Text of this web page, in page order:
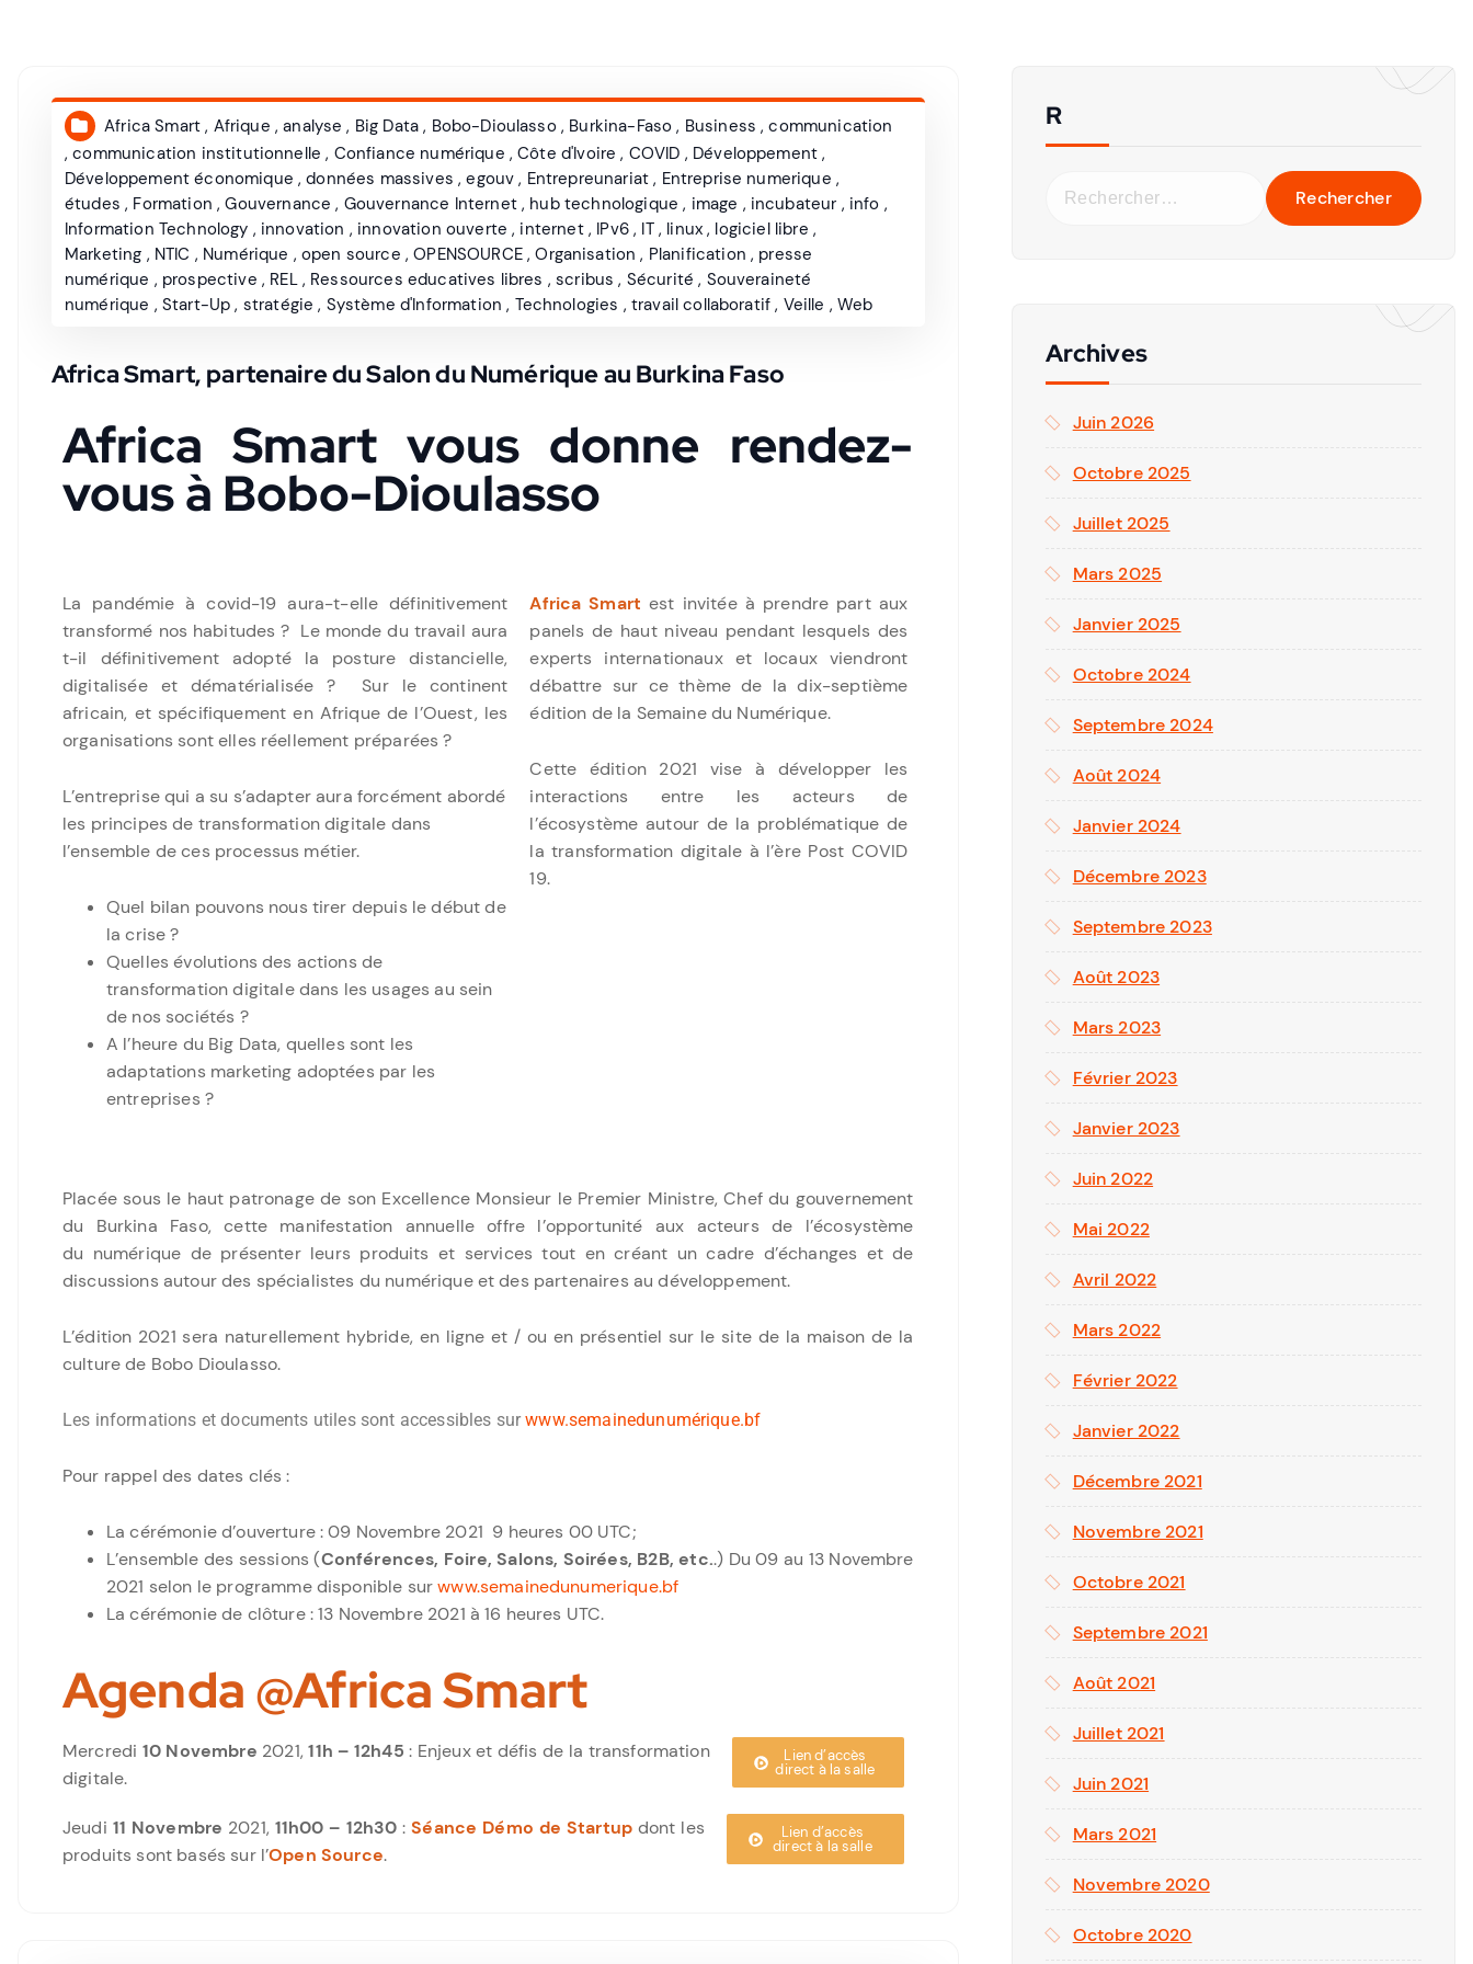
Africa Smart , Afrique ,analyse , Big Data , Bobo-Dioulasso, Burkina-Faso , Business ,communication
,communication institutionnelle , Confiance numérique ,Côte d'Ivoire , COVID , Développement ,
Développement économique ,données massives ,egouv , Entrepreunariat , Entreprise numerique ,
études , Formation ,Gouvernance , Gouvernance Internet, hub technologique , image , incubateur , info ,
Information Technology , innovation , innovation ouverte , internet, IPv6, IT, linux , logiciel libre ,
Marketing , NTIC , Numérique , open source ,OPENSOURCE,Organisation , Planification , presse
numérique , prospective , REL, Ressources educatives libres ,scribus , Sécurité , Souveraineté
numérique , Start-Up , stratégie , Système d'Information , Technologies , travail collaboratif , Veille ,Web
Africa Smart, partenaire du Salon du Numérique au Burkina Faso
Africa Smart vous donne rendez-
vous à Bobo-Dioulasso
La pandémie à covid-19 aura-t-elle définitivement
transformé nos habitudes ? Le monde du travail aura
t-il définitivement adopté la posture distancielle,
digitalisée et dématérialisée ? Sur le continent
africain, et spécifiquement en Afrique de l’Ouest, les
organisations sont elles réellement préparées ?
L’entreprise qui a su s’adapter aura forcément abordé
les principes de transformation digitale dans
l’ensemble de ces processus métier.
Quel bilan pouvons nous tirer depuis le début de
la crise ?
Quelles évolutions des actions de
transformation digitale dans les usages au sein
de nos sociétés ?
A l’heure du Big Data, quelles sont les
adaptations marketing adoptées par les
entreprises ?
Africa Smart est invitée à prendre part aux
panels de haut niveau pendant lesquels des
experts internationaux et locaux viendront
débattre sur ce thème de la dix-septième
édition de la Semaine du Numérique.
Cette édition 2021 vise à développer les
interactions entre les acteurs de
l’écosystème autour de la problématique de
la transformation digitale à l’ère Post COVID
19.
Placée sous le haut patronage de son Excellence Monsieur le Premier Ministre, Chef du gouvernement
du Burkina Faso, cette manifestation annuelle offre l’opportunité aux acteurs de l’écosystème
du numérique de présenter leurs produits et services tout en créant un cadre d’échanges et de
discussions autour des spécialistes du numérique et des partenaires au développement.
L’édition 2021 sera naturellement hybride, en ligne et / ou en présentiel sur le site de la maison de la
culture de Bobo Dioulasso.
Les informations et documents utiles sont accessibles surwww.semainedunumérique.bf
Pour rappel des dates clés :
La cérémonie d’ouverture : 09 Novembre 2021 9 heures 00 UTC;
L’ensemble des sessions (Conférences, Foire, Salons, Soirées, B2B, etc..) Du 09 au 13 Novembre
2021 selon le programme disponible surwww.semainedunumerique.bf
La cérémonie de clôture : 13 Novembre 2021 à 16 heures UTC.
Agenda @Africa Smart
Mercredi 10 Novembre 2021,11h – 12h45 : Enjeux et défis de la transformation
digitale.
Lien d’accès
direct à la salle
Jeudi 11 Novembre 2021, 11h00 – 12h30 :Séance Démo de Startup dont les
produits sont basés sur l’Open Source.
Lien d’accès
direct à la salle
R
Archives
Juin 2026
Octobre 2025
Juillet 2025
Mars 2025
Janvier 2025
Octobre 2024
Septembre 2024
Août 2024
Janvier 2024
Décembre 2023
Septembre 2023
Août 2023
Mars 2023
Février 2023
Janvier 2023
Juin 2022
Mai 2022
Avril 2022
Mars 2022
Février 2022
Janvier 2022
Décembre 2021
Novembre 2021
Octobre 2021
Septembre 2021
Août 2021
Juillet 2021
Juin 2021
Mars 2021
Novembre 2020
Octobre 2020